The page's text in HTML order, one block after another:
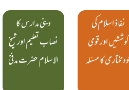
نفاذ اسلام کی
کوششیں اور قومی
کا مسئلہ
دینی مدارس کا
نصاب تعلیم اور شیخ
الاسلام حضرت مدنیؒ